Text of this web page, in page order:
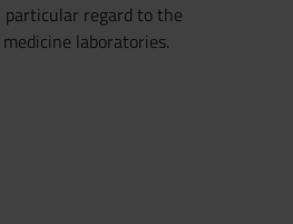
regard to the
laboratories.